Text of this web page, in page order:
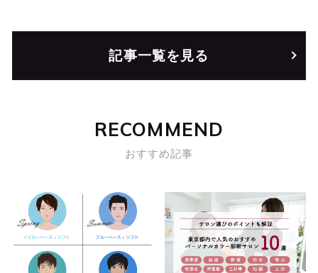
記事一覧を見る
RECOMMEND
おすすめ記事